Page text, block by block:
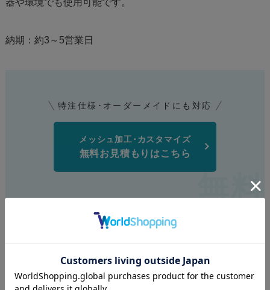
器や環境でも使用可能です。
納期：約3～5営業日
メッシュ加工･カスタマイズ
無料お見積もりはこちら
特注仕様･オーダーメイドにも対応
tantoreが運営する
4つのWebサイト